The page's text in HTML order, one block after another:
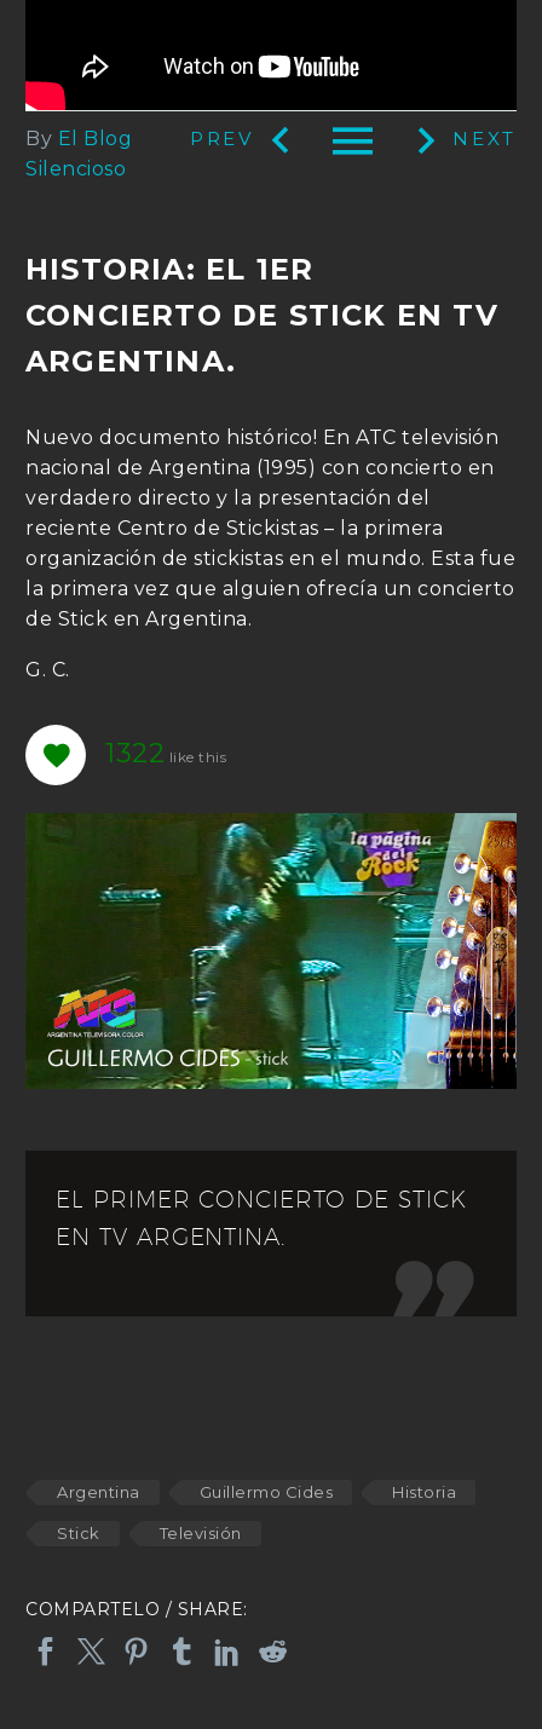
  
By El Blog
Silencioso
EL PRIMER CONCIERTO DE STICK
EN TV ARGENTINA.

HISTORIA: EL 1ER
CONCIERTO DE STICK EN TV
ARGENTINA.
Nuevo documento histórico! En ATC televisión
nacional de Argentina (1995) con concierto en
verdadero directo y la presentación del
reciente Centro de Stickistas – la primera
organización de stickistas en el mundo. Esta fue
la primera vez que alguien ofrecía un concierto
de Stick en Argentina.
G. C.
1322
Argentina Guillermo Cides Historia
Stick Televisión